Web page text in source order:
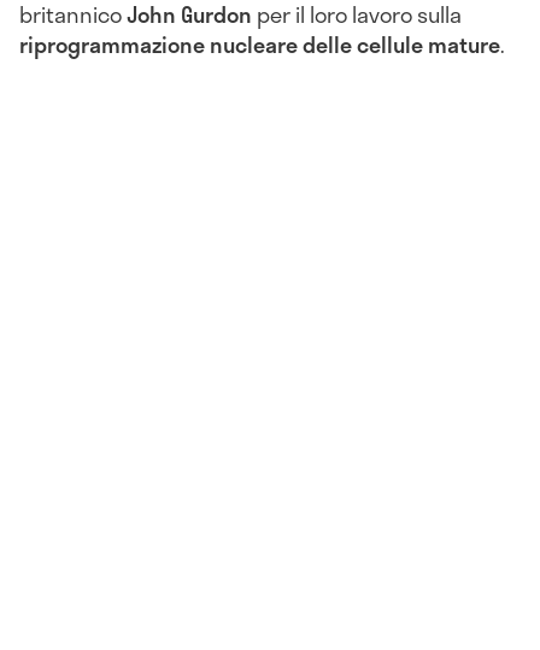
britannicoJohn Gurdon per il loro lavoro sulla
riprogrammazione nucleare delle cellule mature.